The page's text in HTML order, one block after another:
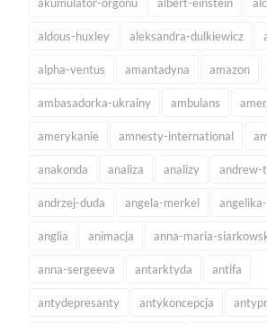
aldous-huxley aleksandra-dulkiewicz
alpha-ventus amantadyna amazon
ambasadorka-ukrainy ambulans
amerykanie amnesty-international
anakonda analiza analizy andrew-
andrzej-duda angela-merkel
anglia animacja anna-maria-
anna-sergeeva antarktyda antifa
antydepresanty antykoncepcja